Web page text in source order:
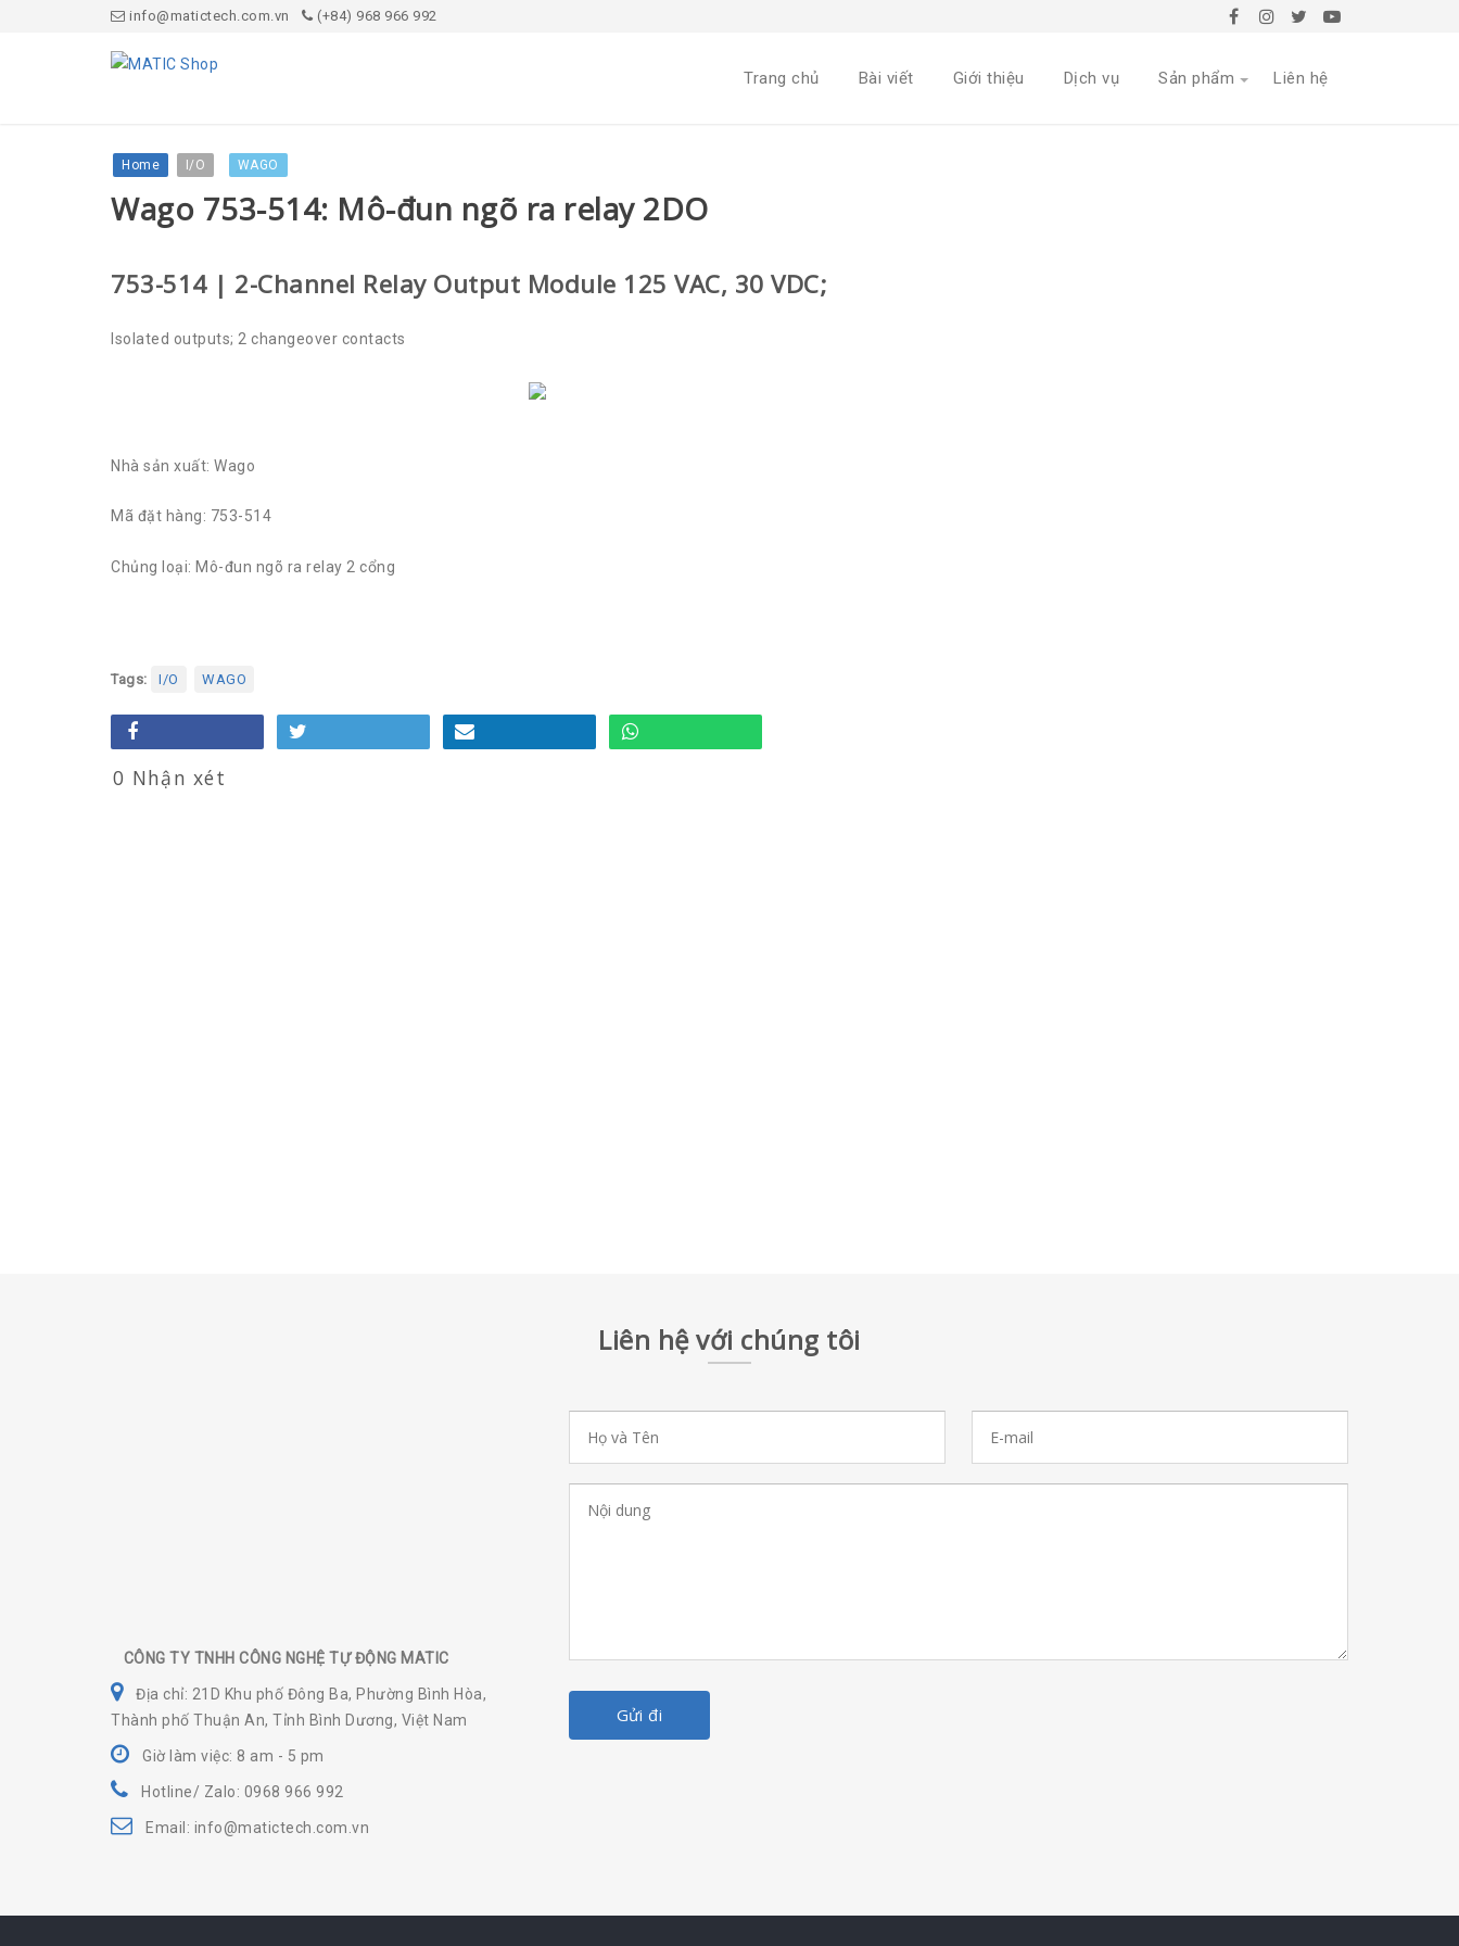
info@matictech.com.vn (+84) 968 966 992
Trang chủ Bài viết Giới thiệu Dịch vụ Sản phẩm Liên hệ
Home I/O WAGO
Wago 753-514: Mô-đun ngõ ra relay 2DO
753-514 | 2-Channel Relay Output Module 125 VAC, 30 VDC;
Isolated outputs; 2 changeover contacts
Nhà sản xuất: Wago
Mã đặt hàng: 753-514
Chủng loại: Mô-đun ngõ ra relay 2 cổng
Tags: I/O WAGO
0 Nhận xét
Liên hệ với chúng tôi
CÔNG TY TNHH CÔNG NGHỆ TỰ ĐỘNG MATIC
Địa chỉ: 21D Khu phố Đông Ba, Phường Bình Hòa,
Thành phố Thuận An, Tỉnh Bình Dương, Việt Nam
Giờ làm việc: 8 am - 5 pm
Hotline/ Zalo: 0968 966 992
Email: info@matictech.com.vn